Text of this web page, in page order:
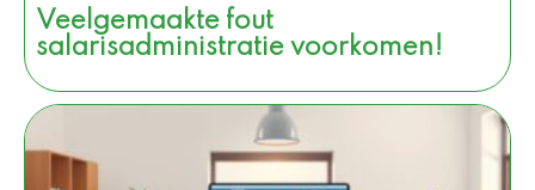
Veelgemaakte fout
salarisadministratie voorkomen!